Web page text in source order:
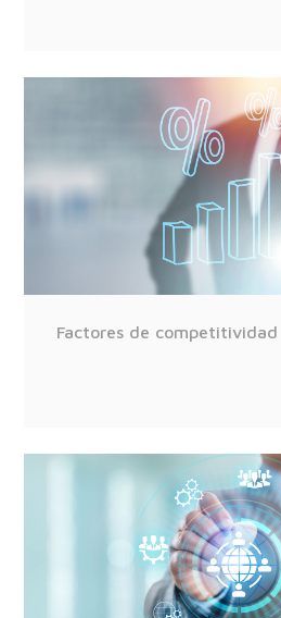
Factores de competitividad